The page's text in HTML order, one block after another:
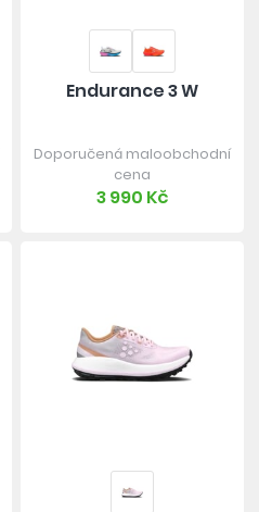
Endurance 3 W
Doporučená maloobchodní
cena
3 990 Kč